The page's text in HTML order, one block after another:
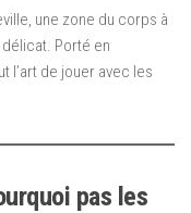
une zone du corps à
Porté en
l’art de jouer avec les
pas les